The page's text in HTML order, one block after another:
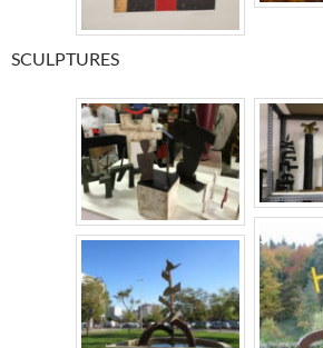
SCULPTURES